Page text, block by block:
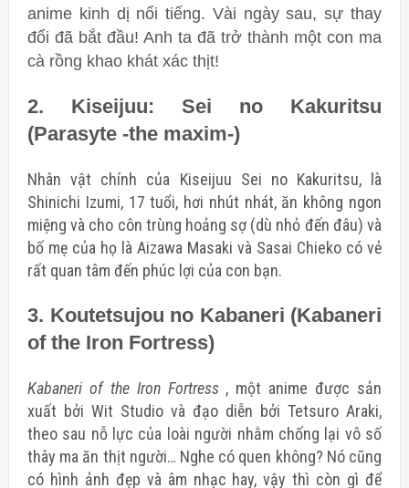
anime kinh dị nổi tiếng. Vài ngày sau, sự thay
đổi đã bắt đầu! Anh ta đã trở thành một con ma
cà rồng khao khát xác thịt!
2. Kiseijuu: Sei no Kakuritsu
(Parasyte -the maxim-)
Nhân vật chính của Kiseijuu Sei no Kakuritsu, là
Shinichi Izumi, 17 tuổi, hơi nhút nhát, ăn không ngon
miệng và cho côn trùng hoảng sợ (dù nhỏ đến đâu) và
bố mẹ của họ là Aizawa Masaki và Sasai Chieko có vẻ
rất quan tâm đến phúc lợi của con bạn.
3. Koutetsujou no Kabaneri (Kabaneri
of the Iron Fortress)
Kabaneri of the Iron Fortress, một anime được sản
xuất bởi Wit Studio và đạo diễn bởi Tetsuro Araki,
theo sau nỗ lực của loài người nhằm chống lại vô số
thây ma ăn thịt người… Nghe có quen không? Nó cũng
có hình ảnh đẹp và âm nhạc hay, vậy thì còn gì để